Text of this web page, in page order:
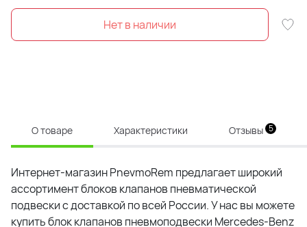
О товаре Характеристики Отзывы 5
Интернет-магазин PnevmoRem предлагает широкий
ассортимент блоков клапанов пневматической
подвески с доставкой по всей России. У нас вы можете
купить блок клапанов пневмоподвески Mercedes-Benz